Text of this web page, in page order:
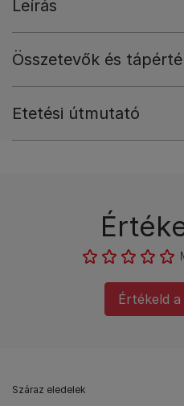
Leírás
Összetevők és
Etetési útmutató
Értékeld
Száraz eledelek